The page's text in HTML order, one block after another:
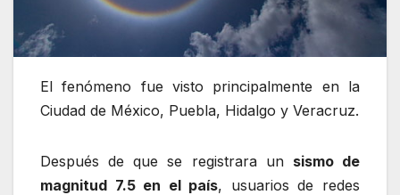
El fenómeno fue visto principalmente en la
Ciudad de México, Puebla, Hidalgo y Veracruz.
Después de que se registrara un sismo de
magnitud 7.5 en el país, usuarios de redes